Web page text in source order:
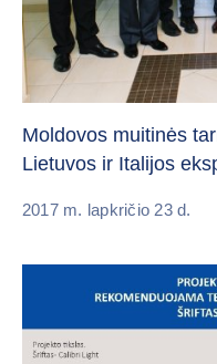
Moldovos muitinės
Lietuvos ir Italijos
2017 m. lapkričio 23 d.